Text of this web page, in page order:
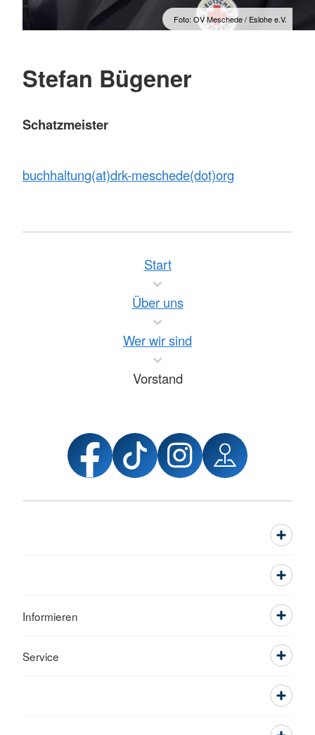
Foto: OV Meschede / Eslohe e.V.
Stefan Bügener
Schatzmeister
buchhaltung(at)drk-meschede(dot)org
Start
Über uns
Wer wir sind
Vorstand
Informieren
Service